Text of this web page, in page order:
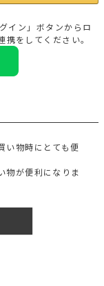
イン」ボタンからロ
携をしてください。
い物時にとても便
物が便利になりま